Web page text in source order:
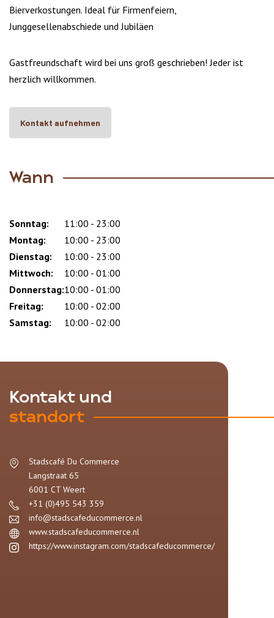
Bierverkostungen. Ideal für Firmenfeiern,
Junggesellenabschiede und Jubiläen
Gastfreundschaft wird bei uns groß geschrieben! Jeder ist
herzlich willkommen.
Kontakt aufnehmen
Wann
Day
Time
slot
Comment
Sonntag:
11:00 - 23:00
Montag:
10:00 - 23:00
Dienstag:
10:00 - 23:00
Mittwoch:
10:00 - 01:00
Donnerstag:10:00 - 01:00
Freitag:
10:00 - 02:00
Samstag:
10:00 - 02:00
Kontakt und
standort
Stadscafé Du Commerce
Langstraat 65
6001 CT Weert
+31 (0)495 543 359
info@stadscafeducommerce.nl
www.stadscafeducommerce.nl
https://www.instagram.com/stadscafeducommerce/